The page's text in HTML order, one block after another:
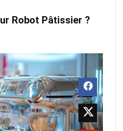
Robot Pâtissier ?